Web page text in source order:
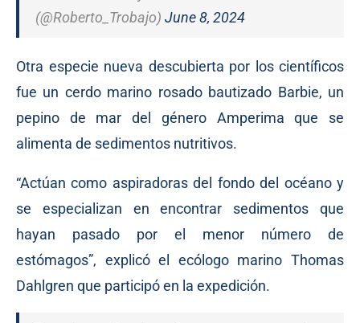
(@Roberto_Trobajo) June 8, 2024
Otra especie nueva descubierta por los científicos
fue un cerdo marino rosado bautizado Barbie, un
pepino de mar del género Amperima que se
alimenta de sedimentos nutritivos.
“Actúan como aspiradoras del fondo del océano y
se especializan en encontrar sedimentos que
hayan pasado por el menor número de
estómagos”, explicó el ecólogo marino Thomas
Dahlgren que participó en la expedición.